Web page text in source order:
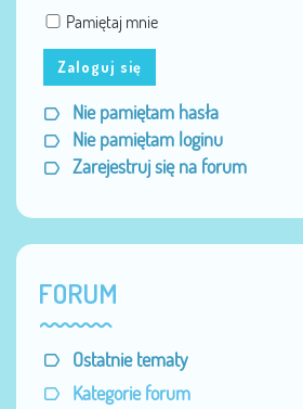
Pamiętaj mnie
Zaloguj się
Nie pamiętam hasła
Nie pamiętam loginu
Zarejestruj się na forum
FORUM
Ostatnie tematy
Kategorie forum